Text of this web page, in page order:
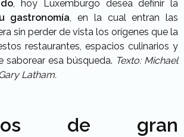
, hoy Luxemburgo desea definir la
gastronomía, en la cual entran las
sin perder de vista los orígenes que la
restaurantes, espacios culinarios y
saborear esa búsqueda. Texto: Michael
Latham.
de gran